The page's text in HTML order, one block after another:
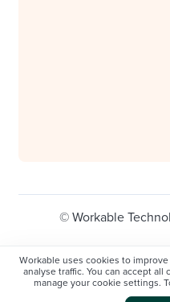
Workable uses cookies to
analyse traffic. You can accept
manage your cookie settings.
© Workable
Privacy
Do not sell/share